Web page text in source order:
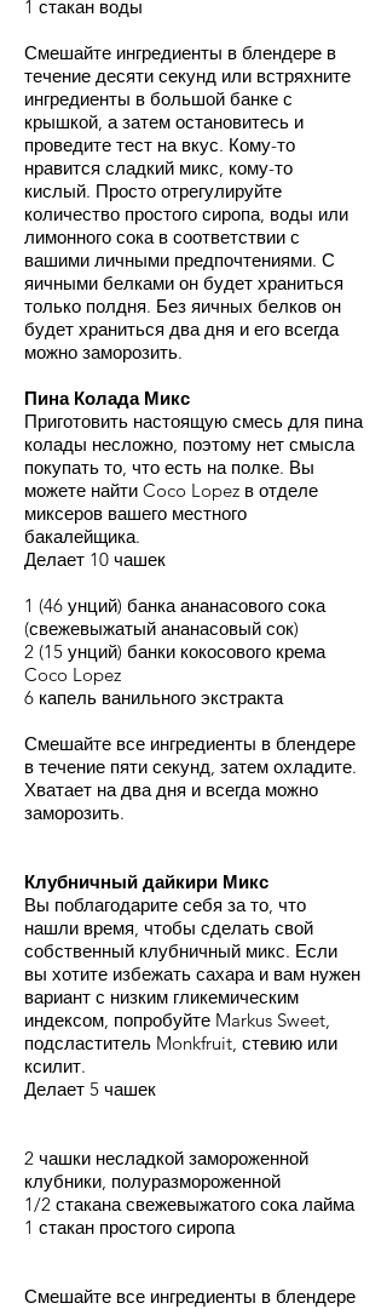
1 стакан воды
Смешайте ингредиенты в блендере в
течение десяти секунд или встряхните
ингредиенты в большой банке с
крышкой, а затем остановитесь и
проведите тест на вкус. Кому-то
нравится сладкий микс, кому-то
кислый. Просто отрегулируйте
количество простого сиропа, воды или
лимонного сока в соответствии с
вашими личными предпочтениями. С
яичными белками он будет храниться
только полдня. Без яичных белков он
будет храниться два дня и его всегда
можно заморозить.
Пина Колада Микс
Приготовить настоящую смесь для пина
колады несложно, поэтому нет смысла
покупать то, что есть на полке. Вы
можете найти Coco Lopez в отделе
миксеров вашего местного
бакалейщика.
Делает 10 чашек
1 (46 унций) банка ананасового сока
(свежевыжатый ананасовый сок)
2 (15 унций) банки кокосового крема
Coco Lopez
6 капель ванильного экстракта
Смешайте все ингредиенты в блендере
в течение пяти секунд, затем охладите.
Хватает на два дня и всегда можно
заморозить.
Клубничный дайкири Микс
Вы поблагодарите себя за то, что
нашли время, чтобы сделать свой
собственный клубничный микс. Если
вы хотите избежать сахара и вам нужен
вариант с низким гликемическим
индексом, попробуйте Markus Sweet,
подсластитель Monkfruit, стевию или
ксилит.
Делает 5 чашек
2 чашки несладкой замороженной
клубники, полуразмороженной
1/2 стакана свежевыжатого сока лайма
1 стакан простого сиропа
Смешайте все ингредиенты в блендере